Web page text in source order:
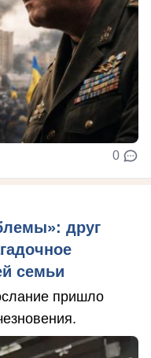
0
друг
семьи
пришло